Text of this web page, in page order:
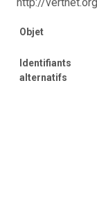
Objet
Identifiants
alternatifs